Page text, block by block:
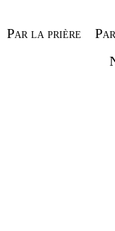
Par la prière